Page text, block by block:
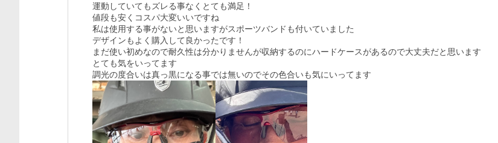
運動していてもズレる事なくとても満足！
値段も安くコスパ大変いいですね
私は使用する事がないと思いますがスポーツバンドも付いていました
デザインもよく購入して良かったです！
まだ使い初めなので耐久性は分かりませんが収納するのにハードケースがあるので大丈夫だと思います
とても気をいってます
調光の度合いは真っ黒になる事では無いのでその色合いも気にいってます